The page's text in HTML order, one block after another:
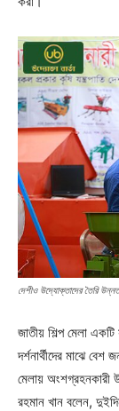
দেশীও উদ্যোক্তাদের তৈরি
জাতীয় শিল্প মেলা
দর্শনার্থীদের মাঝে
মেলায় অংশগ্রহনকারী
রহমান খান বলেন,